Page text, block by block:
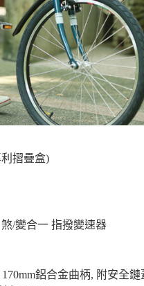
摺疊盒)
/變合一 指撥變速器
鋁合金曲柄, 附安全鏈